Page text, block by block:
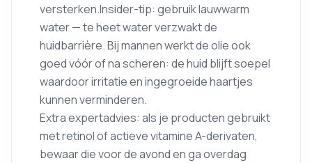
versterken.Insider-tip: gebruik lauwwarm
water — te heet water verzwakt de
huidbarrière. Bij mannen werkt de olie ook
goed vóór of na scheren: de huid blijft soepel
waardoor irritatie en ingegroeide haartjes
kunnen verminderen.
Extra expertadvies: als je producten gebruikt
met retinol of actieve vitamine A-derivaten,
bewaar die voor de avond en ga overdag